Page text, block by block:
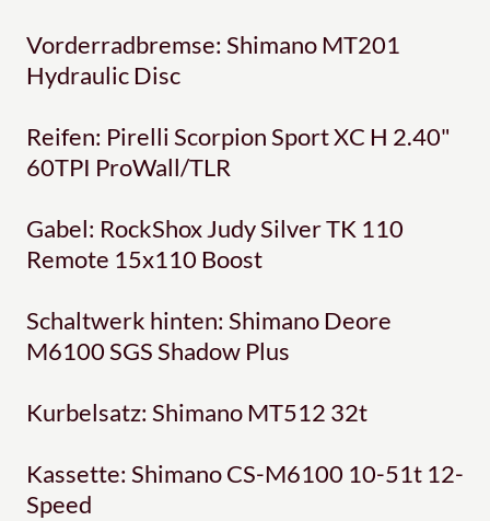
Vorderradbremse: Shimano MT201
Hydraulic Disc
Reifen: Pirelli Scorpion Sport XC H 2.40"
60TPI ProWall/TLR
Gabel: RockShox Judy Silver TK 110
Remote 15x110 Boost
Schaltwerk hinten: Shimano Deore
M6100 SGS Shadow Plus
Kurbelsatz: Shimano MT512 32t
Kassette: Shimano CS-M6100 10-51t 12-
Speed